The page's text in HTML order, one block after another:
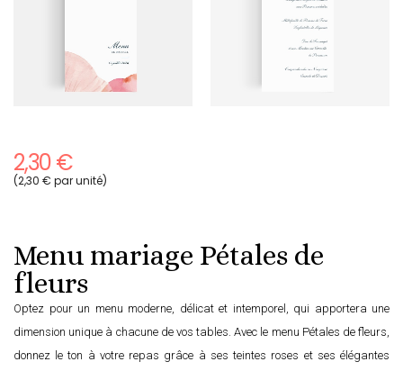
2,30 €
(2,30 € par unité)
Menu mariage Pétales de
fleurs
Optez pour un menu moderne, délicat et intemporel, qui apportera une
dimension unique à chacune de vos tables. Avec le menu Pétales de fleurs,
donnez le ton à votre repas grâce à ses teintes roses et ses élégantes